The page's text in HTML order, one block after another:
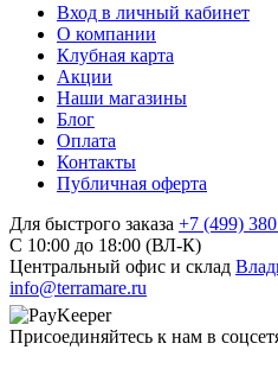
Вход в личный кабинет
О компании
Клубная карта
Акции
Наши магазины
Блог
Оплата
Контакты
Публичная оферта
Для быстрого заказа +7 (499)
C 10:00 до 18:00 (ВЛ-К)
Центральный офис и склад
info@terramare.ru
Присоединяйтесь к нам в